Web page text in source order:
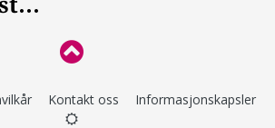
Kontakt oss Informasjonskapsler